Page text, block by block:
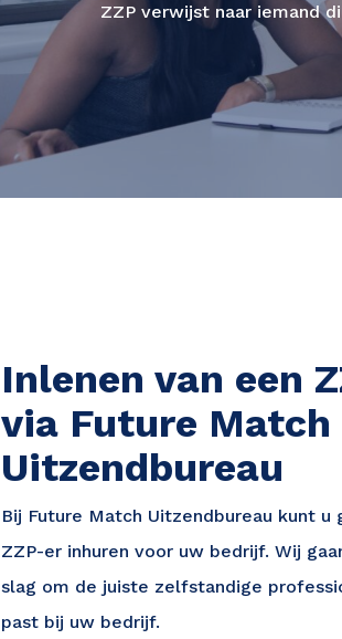
ZZP verwijst naar iemand
Inlenen van een
via Future Match
Uitzendbureau
Bij Future Match Uitzendbureau kunt u
ZZP-er inhuren voor uw bedrijf. Wij
slag om de juiste zelfstandige
past bij uw bedrijf.